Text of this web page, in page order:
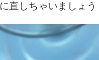
直しちゃいましょう